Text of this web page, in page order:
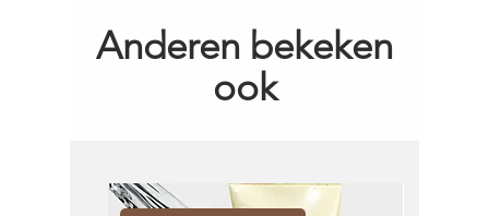
Anderen bekeken
ook